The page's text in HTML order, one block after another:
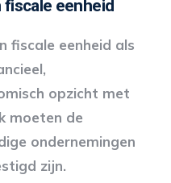
eenheid
fiscale eenheid als
opzicht met
moeten de
ondernemingen
zijn.